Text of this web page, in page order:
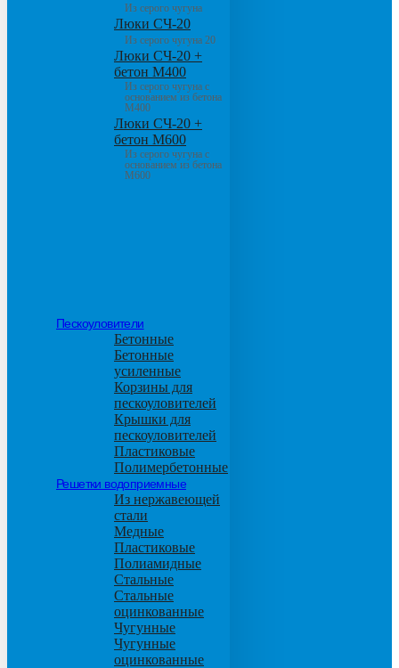
Из серого чугуна
Люки СЧ-20
Из серого чугуна 20
Люки СЧ-20 +
бетон М400
Из серого чугуна с
основанием из бетона
М400
Люки СЧ-20 +
бетон М600
Из серого чугуна с
основанием из бетона
М600
Пескоуловители
Бетонные
Бетонные
усиленные
Корзины для
пескоуловителей
Крышки для
пескоуловителей
Пластиковые
Полимербетонные
Решетки водоприемные
Из нержавеющей
стали
Медные
Пластиковые
Полиамидные
Стальные
Стальные
оцинкованные
Чугунные
Чугунные
оцинкованные